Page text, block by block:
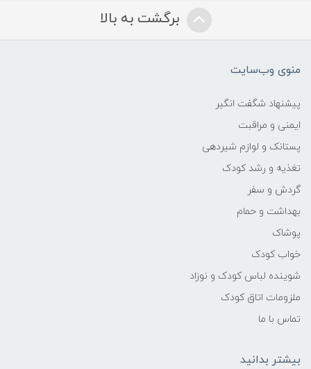
برگشت به بالا
منوی وب‌سایت
پیشنهاد شگفت انگیر
ایمنی و مراقبت
پستانک و لوازم شیردهی
تغذیه و رشد کودک
گردش و سفر
بهداشت و حمام
پوشاک
خواب کودک
شوینده لباس کودک و نوزاد
ملزومات اتاق کودک
تماس با ما
بیشتر بدانید